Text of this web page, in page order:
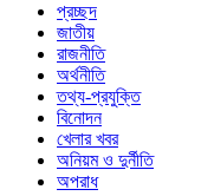
প্রচ্ছদ
জাতীয়
রাজনীতি
অর্থনীতি
তথ্য-প্রযুক্তি
বিনোদন
খেলার খবর
অনিয়ম ও দুর্নীতি
অপরাধ